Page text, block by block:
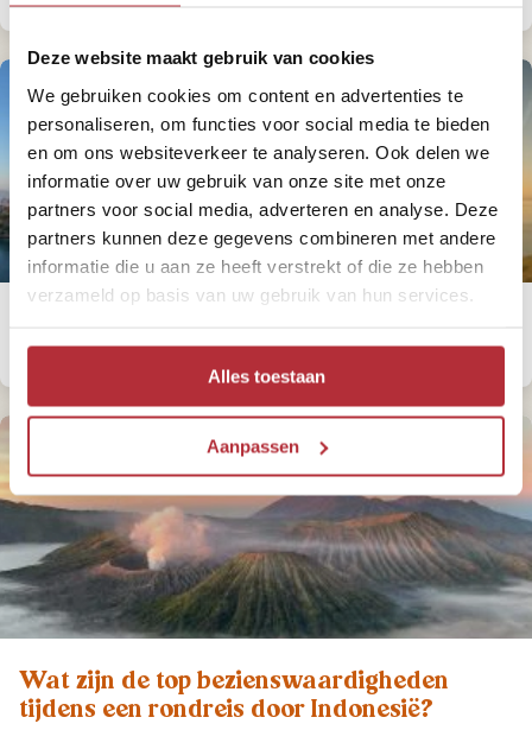
Deze website maakt gebruik van cookies
We gebruiken cookies om content en advertenties te
personaliseren, om functies voor social media te bieden
en om ons websiteverkeer te analyseren. Ook delen we
informatie over uw gebruik van onze site met onze
partners voor social media, adverteren en analyse. Deze
partners kunnen deze gegevens combineren met andere
informatie die u aan ze heeft verstrekt of die ze hebben
verzameld op basis van uw gebruik van hun services.
Alles toestaan
Aanpassen
buiten Bali?
Wat zijn de top bezienswaardigheden
tijdens een rondreis door Indonesië?